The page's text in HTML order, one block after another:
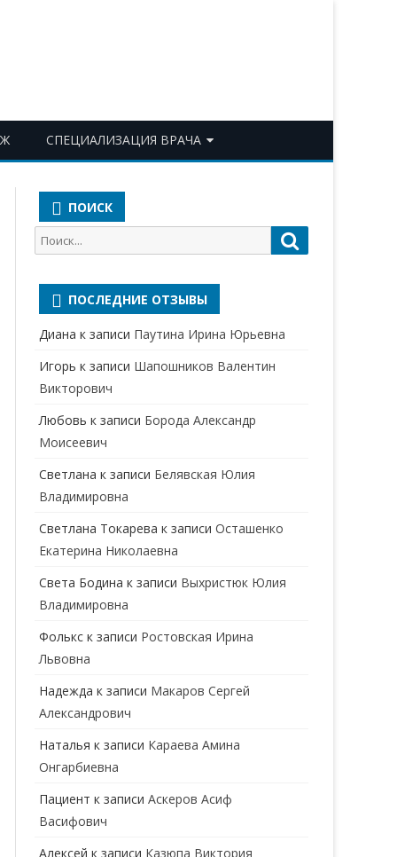
СПЕЦИАЛИЗАЦИЯ ВРАЧА
АЛЛЕРГОЛОГ-ИММУНОЛОГ
АНЕСТЕЗИОЛОГ-
БАКТЕРИОЛОГ
ВЕРТЕБРОЛОГ
ГАСТРОЭНТЕРОЛОГ
ГИНЕКОЛОГ
ГОМЕОПАТ
ДЕРМАТОЛОГ
ДЕТСКИЕ ВРАЧИ ДЕТСКИЙ КАРДИОЛОГ
ДЕТСКИЙ ХИРУРГ
ПЕРИНАТАЛЬНЫЙ ПСИХОЛОГ
КАРДИОЛОГ
КОСМЕТОЛОГ
МАССАЖИСТ
НАРКОЛОГ
ПОИСК
Поиск
для:
ПОСЛЕДНИЕ ОТЗЫВЫ
Диана к записи Паутина Ирина Юрьевна
Игорь к записи Шапошников Валентин
Викторович
Любовь к записи Борода Александр
Моисеевич
Светлана к записи Белявская Юлия
Владимировна
Cветлана Токарева к записиОсташенко
Екатерина Николаевна
Света Бодина к записи Выхристюк Юлия
Владимировна
Фолькс к записи Ростовская Ирина
Львовна
Надежда к записи Макаров Сергей
Александрович
Наталья к записи Караева Амина
Онгарбиевна
Пациент к записиАскеров Асиф
Васифович
Алексей к записи Казюпа Виктория